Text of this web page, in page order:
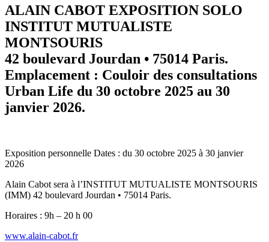
ALAIN CABOT EXPOSITION SOLO
INSTITUT MUTUALISTE
MONTSOURIS
42 boulevard Jourdan • 75014 Paris.
Emplacement : Couloir des consultations
Urban Life du 30 octobre 2025 au 30
janvier 2026.
Exposition personnelle Dates : du 30 octobre 2025 à 30 janvier
2026
Alain Cabot sera à l’INSTITUT MUTUALISTE MONTSOURIS
(IMM) 42 boulevard Jourdan • 75014 Paris.
Horaires : 9h – 20 h 00
www.alain-cabot.fr